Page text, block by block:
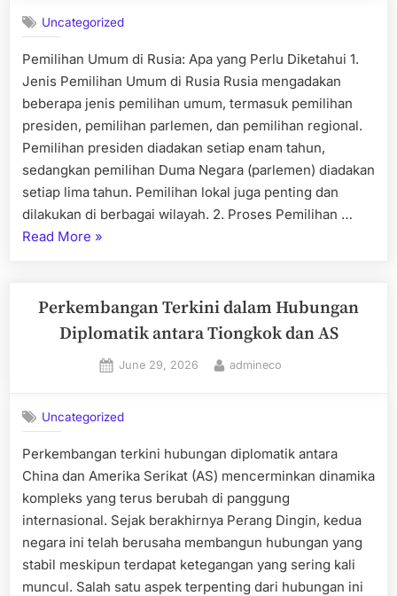
Uncategorized
Pemilihan Umum di Rusia: Apa yang Perlu Diketahui 1.
Jenis Pemilihan Umum di Rusia Rusia mengadakan
beberapa jenis pemilihan umum, termasuk pemilihan
presiden, pemilihan parlemen, dan pemilihan regional.
Pemilihan presiden diadakan setiap enam tahun,
sedangkan pemilihan Duma Negara (parlemen) diadakan
setiap lima tahun. Pemilihan lokal juga penting dan
dilakukan di berbagai wilayah. 2. Proses Pemilihan …
Read More “Pemilihan
Rusia:
Apa
Perlu
»
Perkembangan Terkini dalam Hubungan
Diplomatik antara Tiongkok dan AS
Posted
June 29, 2026 By
admineco
Uncategorized
Perkembangan terkini hubungan diplomatik antara
China dan Amerika Serikat (AS) mencerminkan dinamika
kompleks yang terus berubah di panggung
internasional. Sejak berakhirnya Perang Dingin, kedua
negara ini telah berusaha membangun hubungan yang
stabil meskipun terdapat ketegangan yang sering kali
muncul. Salah satu aspek terpenting dari hubungan ini